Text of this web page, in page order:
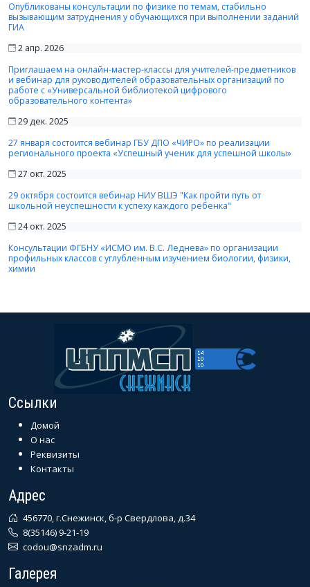
Опубликованы консультации по физике по темам, стабильно
вызывающим затруднения у обучающихся при выполнении заданий
ГИА
2 апр. 2026
Приглашаем на онлайн-мастер-классы для учителей-предметников
и вебинар для руководителей образовательных организаций по
работе с «Универсальной библиотекой цифрового
образовательного контента»
29 дек. 2025
27 января состоится вебинар ГБУ ДПО «ЧИРО» по реализации
регионального проекта «Успешный ученик для успешной школы»
27 окт. 2025
29 октября состоится вебинар НИУ ВШЭ "Как пройти путь от
школьной неуспешности к успеху каждого ребенка"
24 окт. 2025
Консультации ФГБНУ «ИСМО им. В.С. Леднева» по организации
профильных классов с углубленным изучением биологии, физики,
химии
Ссылки
Домой
О нас
Реквизиты
Контакты
Адрес
456770, г.Снежинск, б-р Свердлова, д.34
8(35146) 9-21-19
codou@snzadm.ru
Галерея